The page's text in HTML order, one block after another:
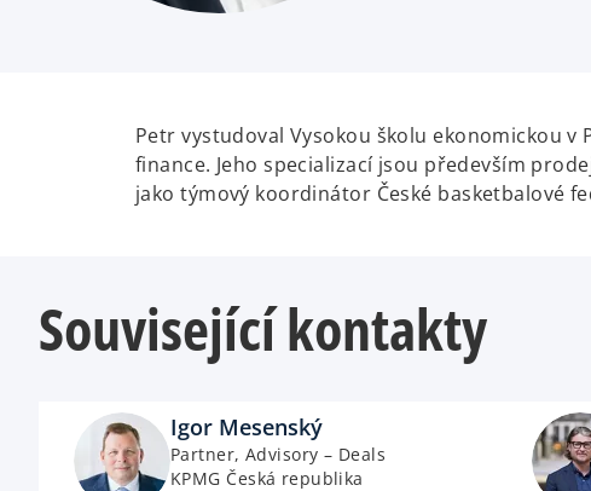
Petr vystudoval Vysokou školu ekonomickou v
finance. Jeho specializací jsou především
jako týmový koordinátor České basketbalové
Související kontakty
Igor Mesenský
Partner, Advisory – Deals
KPMG Česká republika